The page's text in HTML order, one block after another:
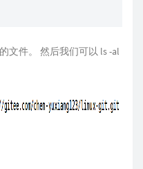
文件。 然后我们可以 ls -al